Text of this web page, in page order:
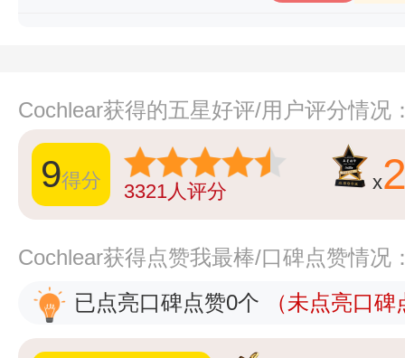
Cochlear获得的五星好评/用户评分情况
9得分 3321人评分 x
Cochlear获得点赞我最棒/口碑点赞情况
已点亮口碑点赞0个
（未点亮口